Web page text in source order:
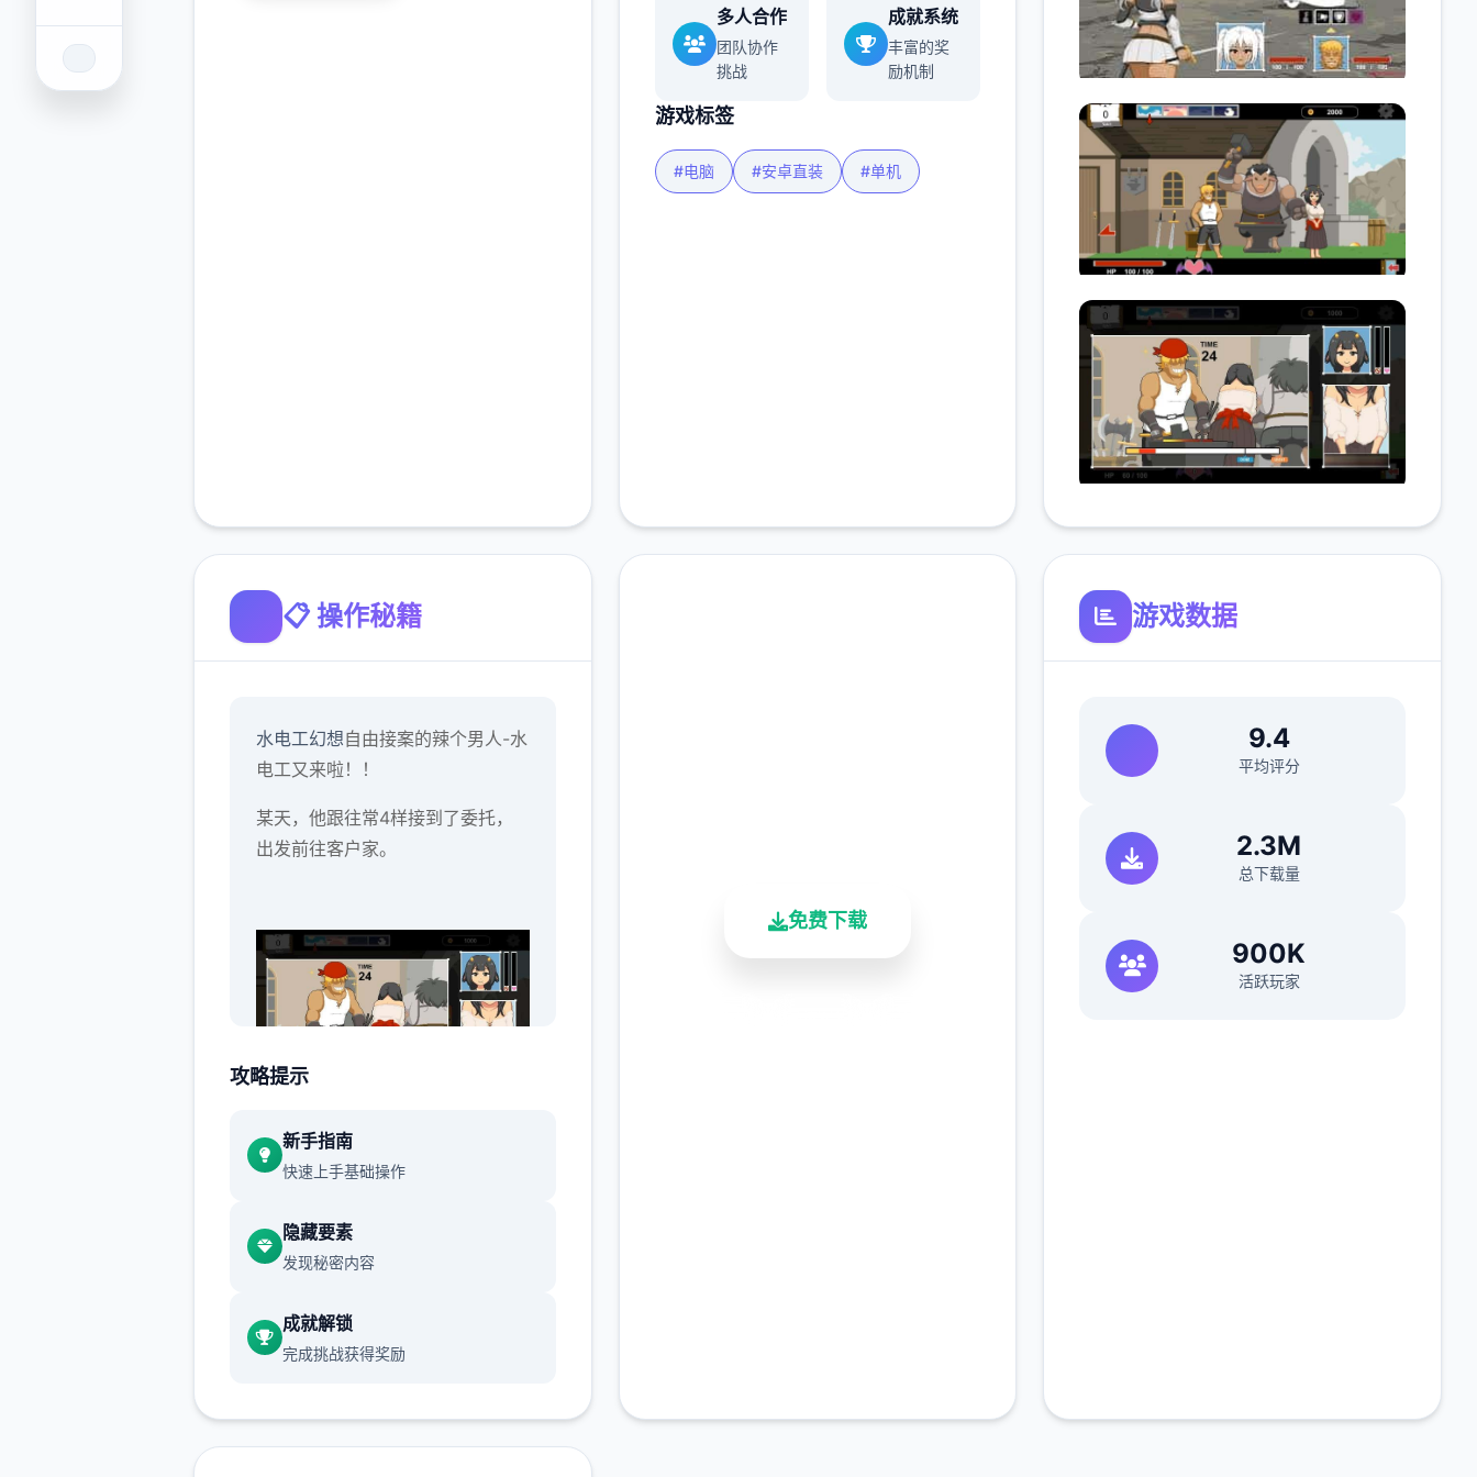
多人合作
团队协作
挑战
成就系统
丰富的奖
励机制
游戏标签
#电脑 #安卓直装 #单机
📋 操作秘籍
水电工幻想自由接案的辣个男人-水
电工又来啦！！
某天，他跟往常4样接到了委托，
出发前往客户家。
时，马桶发出了光芒，将他吸了进
去。
当再次睁开眼睛时，已身处异地带
攻略提示
新手指南
快速上手基础操作
隐藏要素
发现秘密内容
成就解锁
完成挑战获得奖励
免费下载
游戏数据
9.4
平均评分
2.3M
总下载量
900K
活跃玩家